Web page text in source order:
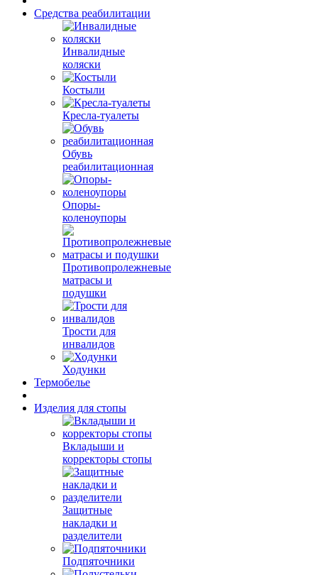
Средства реабилитации
Инвалидные
коляски
Костыли
Кресла-туалеты
Обувь
реабилитационная
Опоры-
коленоупоры
Противопролежневые
матрасы и
подушки
Трости для
инвалидов
Ходунки
Термобелье
Изделия для стопы
Вкладыши и
корректоры стопы
Защитные
накладки и
разделители
Подпяточники